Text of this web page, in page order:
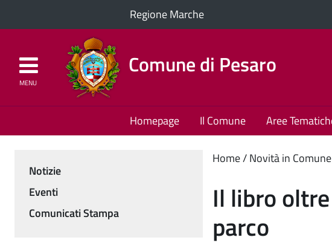
Regione Marche
Comune di Pesaro
MENU
Homepage Il Comune Aree
Contenuto
principale
Home Novità in Comune
Il libro
parco
Menu
Notizie
Eventi
Comunicati Stampa